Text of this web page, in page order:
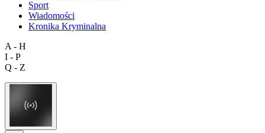
Sport
Wiadomości
Kronika Kryminalna
A - H
I - P
Q - Z